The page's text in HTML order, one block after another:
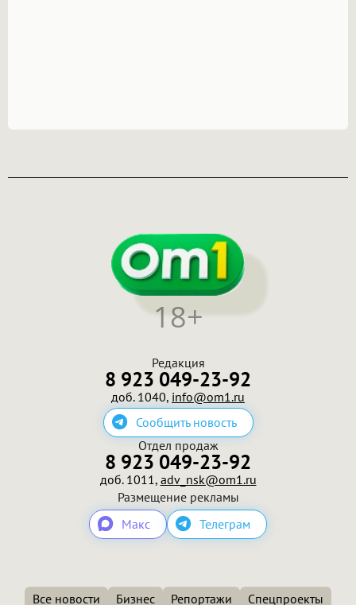
Редакция
8 923 049-23-92
доб. 1040, info@om1.ru
Сообщить новость
18+
Отдел продаж
8 923 049-23-92
доб. 1011, adv_nsk@om1.ru
Размещение рекламы
Макс
Телеграм
Все новости Бизнес Репортажи
Спецпроекты